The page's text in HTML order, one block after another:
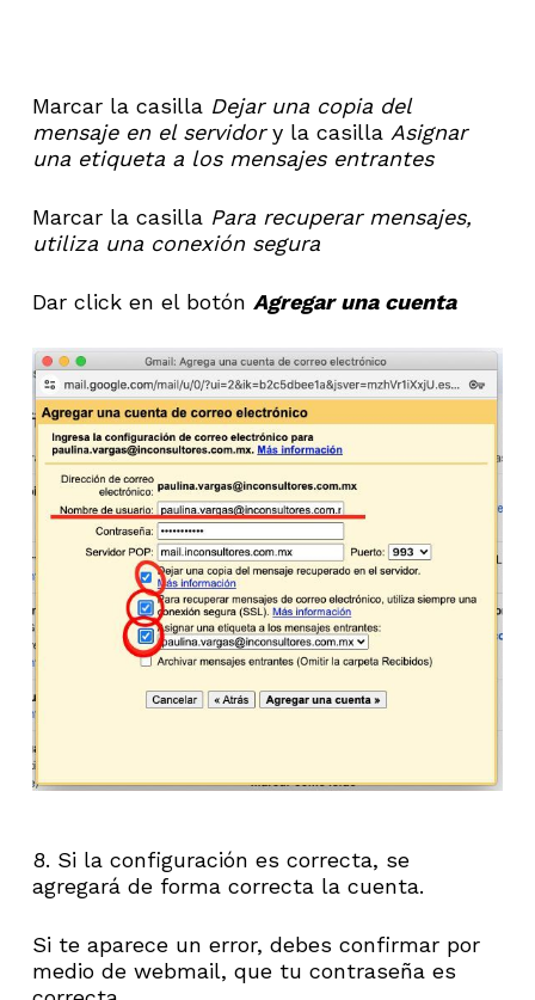
Marcar la casilla Dejar una copia del
mensaje en el servidory la casilla Asignar
una etiqueta a los mensajes entrantes
Marcar la casilla Para recuperar mensajes,
utiliza una conexión segura
Dar click en el botón Agregar una cuenta
8. Si la configuración es correcta, se
agregará de forma correcta la cuenta.
Si te aparece un error, debes confirmar por
medio de webmail, que tu contraseña es